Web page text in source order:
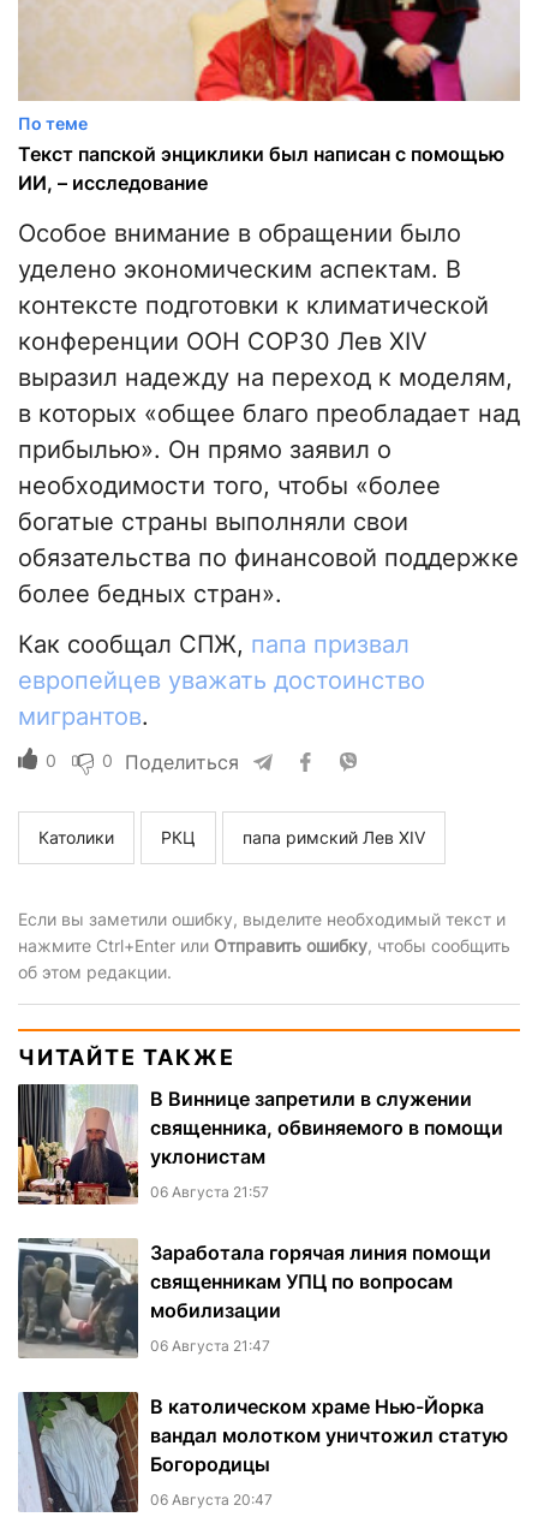
По теме
Текст папской энциклики был написан с помощью
ИИ, – исследование
Особое внимание в обращении было
уделено экономическим аспектам. В
контексте подготовки к климатической
конференции ООН COP30 Лев XIV
выразил надежду на переход к моделям,
в которых «общее благо преобладает над
прибылью». Он прямо заявил о
необходимости того, чтобы «более
богатые страны выполняли свои
обязательства по финансовой поддержке
более бедных стран».
Как сообщал СПЖ, папа призвал
европейцев уважать достоинство
мигрантов.
0 0 Поделиться
Католики РКЦ папа римский Лев XIV
Если вы заметили ошибку, выделите необходимый текст и
нажмите Ctrl+Enter или Отправить ошибку, чтобы сообщить
об этом редакции.
ЧИТАЙТЕ ТАКЖЕ
В Виннице запретили в служении
священника, обвиняемого в помощи
уклонистам
06 Августа 21:57
Заработала горячая линия помощи
священникам УПЦ по вопросам
мобилизации
06 Августа 21:47
В католическом храме Нью-Йорка
вандал молотком уничтожил статую
Богородицы
06 Августа 20:47